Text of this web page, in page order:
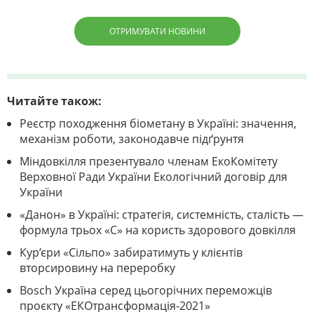
ОТРИМУВАТИ НОВИНИ
Читайте також:
Реєстр походження біометану в Україні: значення,
механізм роботи, законодавче підґрунтя
Міндовкілля презентувало членам ЕкоКомітету
Верховної Ради України Екологічний договір для
України
«Данон» в Україні: стратегія, системність, сталість —
формула трьох «С» на користь здорового довкілля
Кур’єри «Сільпо» забиратимуть у клієнтів
вторсировину на переробку
Bosch Україна серед цьогорічних переможців
проєкту «ЕКОтрансформація-2021»